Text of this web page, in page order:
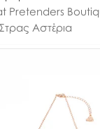
Pretenders
Αστέρια